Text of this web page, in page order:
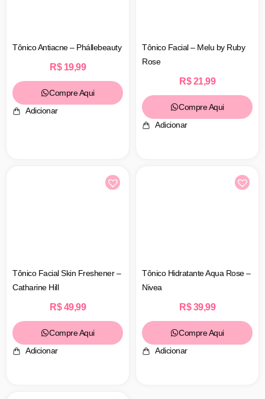
Tônico Antiacne – Phállebeauty
R$19,99
Compre Aqui
Adicionar
Tônico Facial – Melu by Ruby
Rose
R$21,99
Compre Aqui
Adicionar
Tônico Facial Skin Freshener –
Catharine Hill
R$49,99
Compre Aqui
Adicionar
Tônico Hidratante Aqua Rose –
Nivea
R$39,99
Compre Aqui
Adicionar